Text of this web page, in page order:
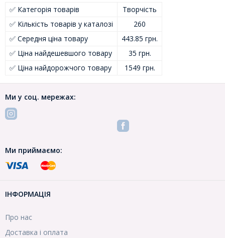
✅ Категорія товарів
Творчість
✅ Кількість товарів у каталозі
260
✅ Середня ціна товару
443.85 грн.
✅ Ціна найдешевшого товару
35 грн.
✅ Ціна найдорожчого товару
1549 грн.
Ми у соц. мережах:
Ми приймаємо:
ІНФОРМАЦІЯ
Про нас
Доставка і оплата